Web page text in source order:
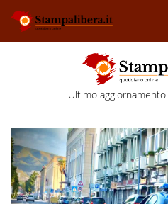
Ultimo aggiornamento